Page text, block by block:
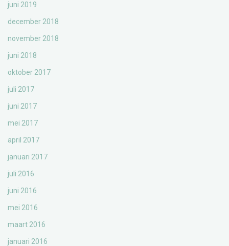
juni 2019
december 2018
november 2018
juni 2018
oktober 2017
juli 2017
juni 2017
mei 2017
april 2017
januari 2017
juli 2016
juni 2016
mei 2016
maart 2016
januari 2016